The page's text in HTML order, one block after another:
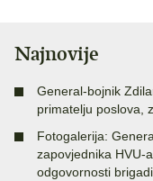
Najnovije
General-bojnik
primatelju poslova,
Fotogalerija:
zapovjednika HVU-
odgovornosti